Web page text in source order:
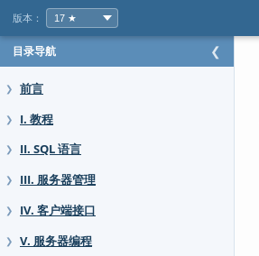
版本：
目录导航 ❮
❯ 前言
❯ I. 教程
❯ II. SQL 语言
❯ III. 服务器管理
❯ IV. 客户端接口
❯ V. 服务器编程